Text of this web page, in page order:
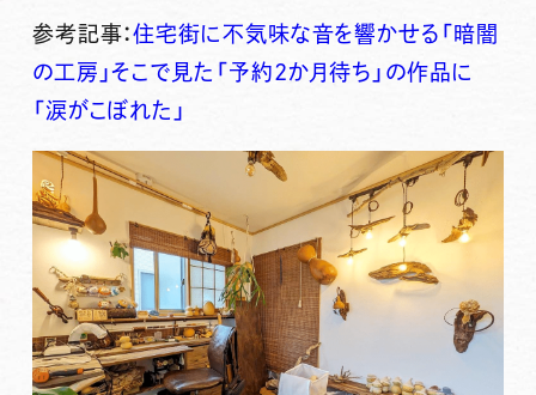
参考記事：住宅街に不気味な音を響かせる「暗闇
の工房」そこで見た「予約2か月待ち」の作品に
「涙がこぼれた」